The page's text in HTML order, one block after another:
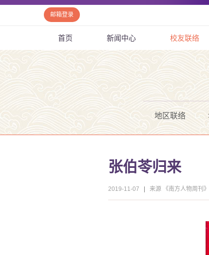
邮箱登录
首页 新闻中心 校友联络
地区联络
张伯苓归来
2019-11-07 来源 《南方人物周刊